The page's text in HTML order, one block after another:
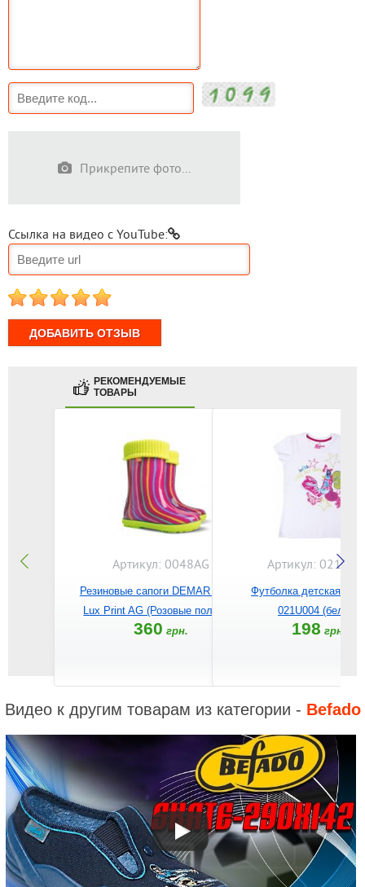
Прикрепите фото...
Ссылка на видео с YouTube:
1 2 3 4 5
РЕКОМЕНДУЕМЫЕ
ТОВАРЫ
Артикул: 0048AG
Резиновые сапоги DEMAR Hawai
Lux Print AG (Розовые полоски)
360 грн.
Артикул:
Футболка детская
021U004 (белый)
198 грн.
Видео к другим товарам из категории - Befado